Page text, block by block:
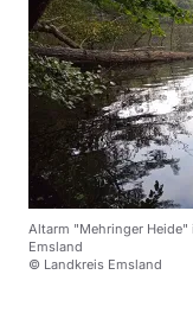
Altarm "Mehringer Heide"
Emsland
© Landkreis Emsland